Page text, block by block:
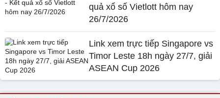
quả xổ số Vietlott hôm nay
26/7/2026
Link xem trực tiếp Singapore vs
Timor Leste 18h ngày 27/7, giải
ASEAN Cup 2026